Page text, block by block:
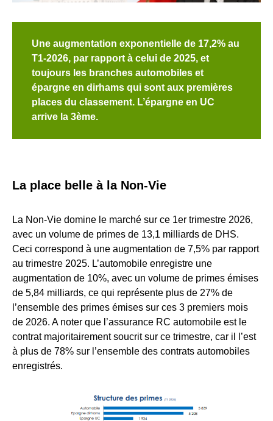
Une augmentation exponentielle de 17,2% au
T1-2026, par rapport à celui de 2025, et
toujours les branches automobiles et
épargne en dirhams qui sont aux premières
places du classement. L’épargne en UC
arrive la 3ème.
La place belle à la Non-Vie
La Non-Vie domine le marché sur ce 1er trimestre 2026,
avec un volume de primes de 13,1 milliards de DHS.
Ceci correspond à une augmentation de 7,5% par rapport
au trimestre 2025. L’automobile enregistre une
augmentation de 10%, avec un volume de primes émises
de 5,84 milliards, ce qui représente plus de 27% de
l’ensemble des primes émises sur ces 3 premiers mois
de 2026. A noter que l’assurance RC automobile est le
contrat majoritairement soucrit sur ce trimestre, car il l’est
à plus de 78% sur l’ensemble des contrats automobiles
enregistrés.